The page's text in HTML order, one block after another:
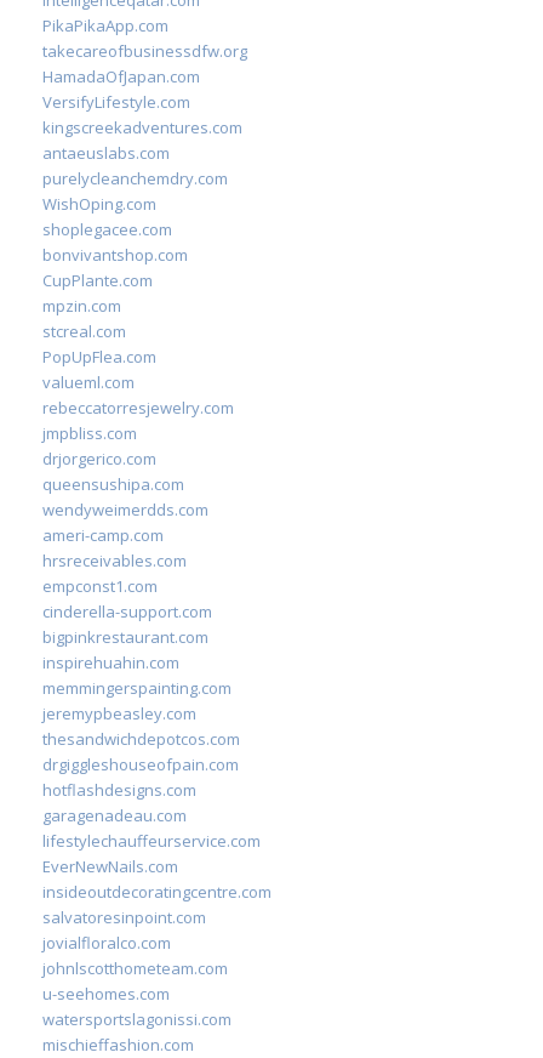
PikaPikaApp.com
takecareofbusinessdfw.org
HamadaOfJapan.com
VersifyLifestyle.com
kingscreekadventures.com
antaeuslabs.com
purelycleanchemdry.com
WishOping.com
shoplegacee.com
bonvivantshop.com
CupPlante.com
mpzin.com
stcreal.com
PopUpFlea.com
valueml.com
rebeccatorresjewelry.com
jmpbliss.com
drjorgerico.com
queensushipa.com
wendyweimerdds.com
ameri-camp.com
hrsreceivables.com
empconst1.com
cinderella-support.com
bigpinkrestaurant.com
inspirehuahin.com
memmingerspainting.com
jeremypbeasley.com
thesandwichdepotcos.com
drgiggleshouseofpain.com
hotflashdesigns.com
garagenadeau.com
lifestylechauffeurservice.com
EverNewNails.com
insideoutdecoratingcentre.com
salvatoresinpoint.com
jovialfloralco.com
johnlscotthometeam.com
u-seehomes.com
watersportslagonissi.com
mischieffashion.com